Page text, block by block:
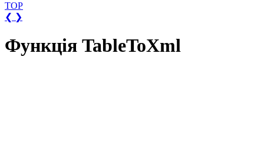
TOP
❮ ❯
Функція TableToXml